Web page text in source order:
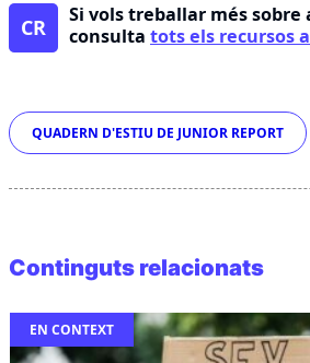
CR
Si vols treballar més sobre
consulta tots els recursos
Etiquetes
QUADERN D'ESTIU DE JUNIOR REPORT
Continguts relacionats
EN CONTEXT